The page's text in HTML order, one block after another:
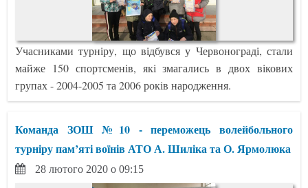
Учасниками турніру, що відбувся у Червонограді, стали
майже 150 спортсменів, які змагались в двох вікових
групах - 2004-2005 та 2006 років народження.
Команда ЗОШ №10 - переможець волейбольного
турніру пам’яті воїнів АТО А. Шиліка та О. Ярмолюка
28 лютого 2020 о 09:15